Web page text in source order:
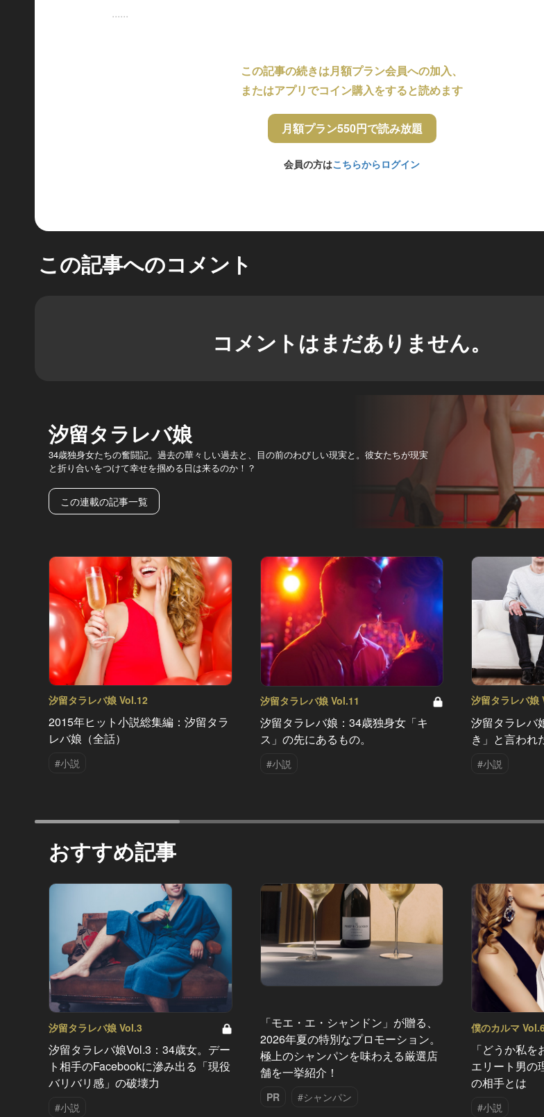
......
この記事の続きは月額プラン会員への加入、
またはアプリでコイン購入をすると読めます
月額プラン550円で読み放題
会員の方はこちらからログイン
この記事へのコメント
コメントはまだありません。
汐留タラレバ娘
34歳独身女たちの奮闘記。過去の華々しい過去と、目の前のわびしい現実と。彼女たちが現実
と折り合いをつけて幸せを掴める日は来るのか！？
この連載の記事一覧
汐留タラレバ娘 Vol.12
2015年ヒット小説総集編：汐留タラ
レバ娘（全話）
#小説
汐留タラレバ娘 Vol.11
汐留タラレバ娘：34歳独身女「キ
ス」の先にあるもの。
#小説
汐留タラレバ娘
汐留タラレバ
き」と言われ
#小説
おすすめ記事
汐留タラレバ娘 Vol.3
汐留タラレバ娘Vol.3：34歳女。デー
ト相手のFacebookに滲み出る「現役
バリバリ感」の破壊力
#小説
「モエ・エ・シャンドン」が贈る、
2026年夏の特別なプロモーション。
極上のシャンパンを味わえる厳選店
舗を一挙紹介！
PR #シャンパン
僕のカルマ
「どうか私
エリート男の
の相手とは
#小説